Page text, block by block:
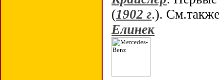
(1902 г.).
Елинек